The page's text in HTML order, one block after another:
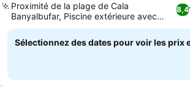
8,4
Proximité de la plage de Cala
Banyalbufar, Piscine extérieure avec
section pour enfants
Sélectionnez des dates pour voir les prix